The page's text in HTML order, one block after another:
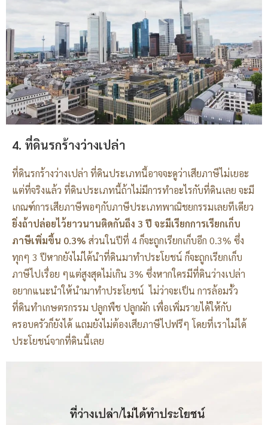
4. ที่ดินรกร้างว่างเปล่า
ที่ดินรกร้างว่างเปล่า ที่ดินประเภทนี้อาจจะดูว่าเสียภาษีไม่เยอะ
แต่ที่จริงแล้ว ที่ดินประเภทนี้ถ้าไม่มีการทำอะไรกับที่ดินเลย จะมี
เกณฑ์การเสียภาษีพอๆกับภาษีประเภทพาณิชยกรรมเลยทีเดียว
ยิ่งถ้าปล่อยไว้ยาวนานติดกันถึง 3 ปี จะมีเรียกการเรียกเก็บ
ภาษีเพิ่มขึ้น 0.3% ส่วนในปีที่ 4 ก็จะถูกเรียกเก็บอีก 0.3% ซึ่ง
ทุกๆ 3 ปีหากยังไม่ได้นำที่ดินมาทำประโยชน์ ก็จะถูกเรียกเก็บ
ภาษีไปเรื่อย ๆแต่สูงสุดไม่เกิน 3% ซึ่งหากใครมีที่ดินว่างเปล่า
อยากแนะนำให้นำมาทำประโยชน์ ไม่ว่าจะเป็น การล้อมรั้ว
ที่ดินทำเกษตรกรรม ปลูกพืช ปลูกผัก เพื่อเพิ่มรายได้ให้กับ
ครอบครัวก็ยังได้ แถมยังไม่ต้องเสียภาษีไปฟรีๆ โดยที่เราไม่ได้
ประโยชน์จากที่ดินนี้เลย